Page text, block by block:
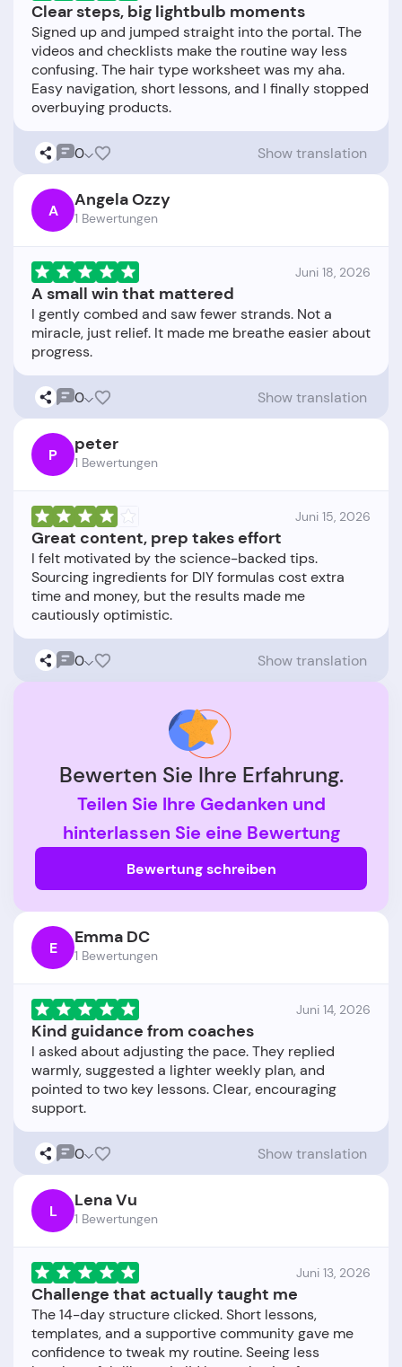
Clear steps, big lightbulb moments
Signed up and jumped straight into the portal. The
videos and checklists make the routine way less
confusing. The hair type worksheet was my aha.
Easy navigation, short lessons, and I finally stopped
0 Show translation
A Angela Ozzy
1 Bewertungen
Juni 18, 2026
A small win that mattered
I gently combed and saw fewer strands. Not a
miracle, just relief. It made me breathe easier about
0 Show translation
P peter
1 Bewertungen
Juni 15, 2026
Great content, prep takes effort
I felt motivated by the science-backed tips.
Sourcing ingredients for DIY formulas cost extra
time and money, but the results made me
0 Show translation
Bewerten Sie Ihre Erfahrung.
Teilen Sie Ihre Gedanken und
hinterlassen Sie eine Bewertung
Bewertung schreiben
E Emma DC
1 Bewertungen
Juni 14, 2026
Kind guidance from coaches
I asked about adjusting the pace. They replied
warmly, suggested a lighter weekly plan, and
pointed to two key lessons. Clear, encouraging
0 Show translation
L Lena Vu
1 Bewertungen
Juni 13, 2026
Challenge that actually taught me
The 14-day structure clicked. Short lessons,
templates, and a supportive community gave me
confidence to tweak my routine. Seeing less